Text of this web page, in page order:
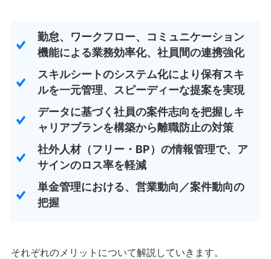
勤怠、ワークフロー、コミュニケーション
機能による業務効率化、社員間の連携強化
スキルシートのシステム化により保有スキ
ルを一元管理、スピーディーな提案を実現
データに基づく社員の案件志向を把握しキ
ャリアプランを構築から離職防止の対策
社外人材（フリー・BP）の情報管理で、ア
サインのロス率を軽減
単金管理における、営業動向／案件動向の
把握
それぞれのメリットについて解説していきます。